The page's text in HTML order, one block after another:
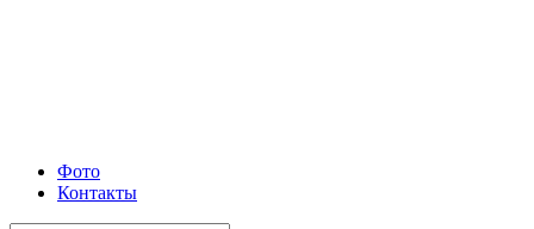
Фото
Контакты